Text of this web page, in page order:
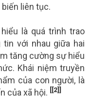
biến liên tục.
là quá trình trao
với nhau giữa hai
tăng cường sự hiểu
Khái niệm truyền
của con người, là
của xã hội. [[2]]